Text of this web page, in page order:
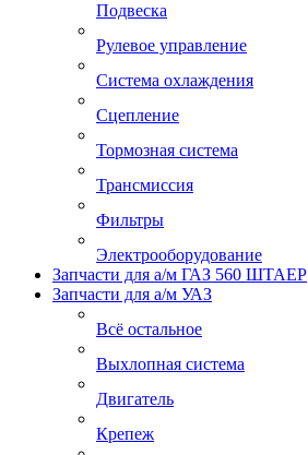
Подвеска
Рулевое управление
Система охлаждения
Сцепление
Тормозная система
Трансмиссия
Фильтры
Электрооборудование
Запчасти для а/м ГАЗ 560 ШТАЕР
Запчасти для а/м УАЗ
Всё остальное
Выхлопная система
Двигатель
Крепеж